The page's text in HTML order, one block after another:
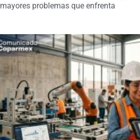
mayores problemas que enfrenta